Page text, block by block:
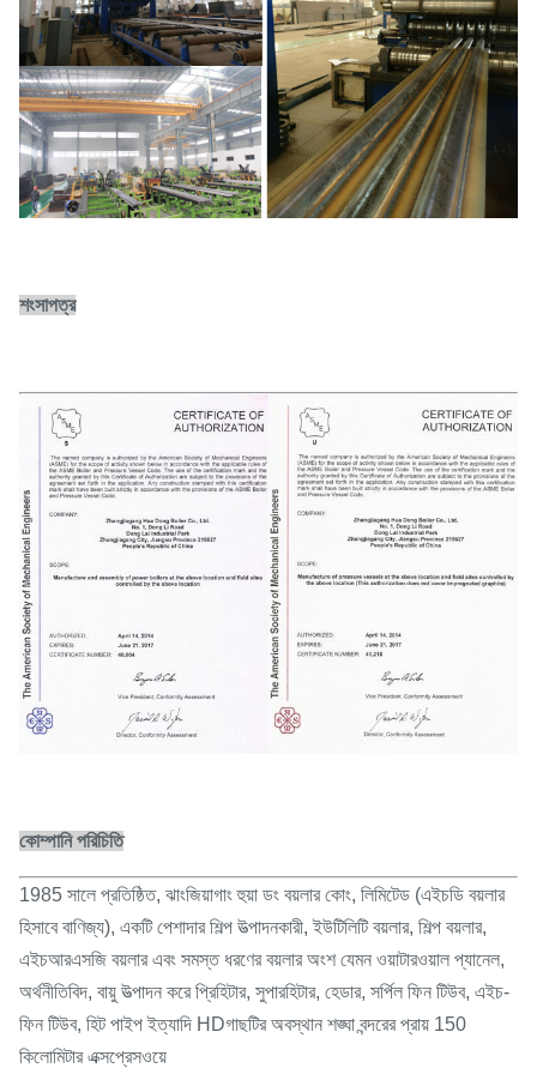
শংসাপত্র
কোম্পানি পরিচিতি
1985 সালে প্রতিষ্ঠিত, ঝাংজিয়াগাং হুয়া ডং বয়লার কোং, লিমিটেড (এইচডি বয়লার
হিসাবে বাণিজ্য), একটি পেশাদার শিল্প উত্পাদনকারী, ইউটিলিটি বয়লার, শিল্প বয়লার,
এইচআরএসজি বয়লার এবং সমস্ত ধরণের বয়লার অংশ যেমন ওয়াটারওয়াল প্যানেল,
অর্থনীতিবিদ, বায়ু উত্পাদন করে প্রিহিটার, সুপারহিটার, হেডার, সর্পিল ফিন টিউব, এইচ-
ফিন টিউব, হিট পাইপ ইত্যাদি HDগাছটির অবস্থান শঙ্ঘা বন্দরের প্রায় 150
কিলোমিটার এক্সপ্রেসওয়ে